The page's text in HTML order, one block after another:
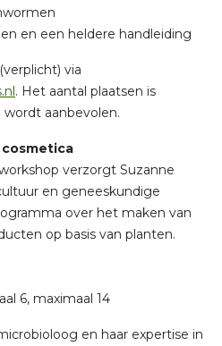
en een heldere handleiding
via
. Het aantal plaatsen is
aanbevolen.
verzorgt Suzanne
en geneeskundige
over het maken van
op basis van planten.
6, maximaal 14
en haar expertise in